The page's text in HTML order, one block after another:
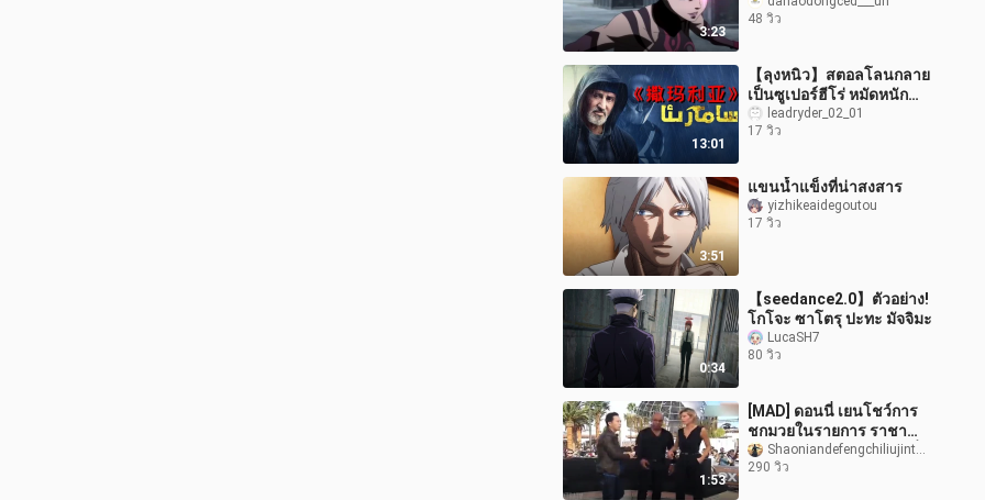
3:23
48 วิว
13:01
【ลุงหนิว】สตอลโลนกลาย
เป็นซูเปอร์ฮีโร่ หมัดหนัก
ถึงใจ ไม่กลัวคมมีดคมปืน
โหดเหี้ยมดุเดือด ระเบิดพลัง
leadryder_02_01
17 วิว
3:51
แขนน้ำแข็งที่น่าสงสาร
yizhikeaidegoutou
17 วิว
0:34
【seedance2.0】ตัวอย่าง!
โกโจะ ซาโตรุ ปะทะ มัจจิมะ
LucaSH7
80 วิว
1:53
[MAD] ดอนนี่ เยนโชว์การ
ชกมวยในรายการ ราชา
มวยไทสันสวนกลับได้สมชื่อ
มากๆ
Shaoniandefengchiliujintang
290 วิว